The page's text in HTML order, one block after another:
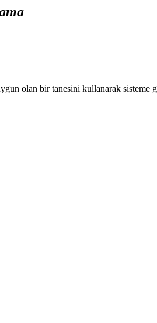
olan bir tanesini kullanarak sisteme